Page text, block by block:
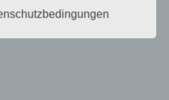
zu einer